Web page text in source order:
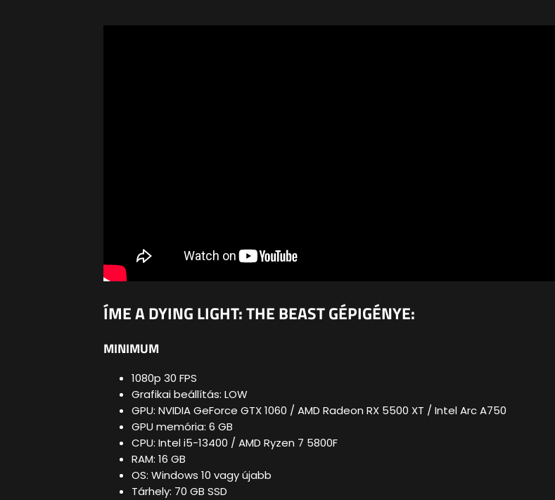
ÍME A DYING LIGHT: THE BEAST GÉPIGÉNYE:
MINIMUM
1080p 30 FPS
Grafikai beállítás: LOW
GPU: NVIDIA GeForce GTX 1060 / AMD Radeon RX 5500 XT / Intel Arc A750
GPU memória: 6 GB
CPU: Intel i5-13400 / AMD Ryzen 7 5800F
RAM: 16 GB
OS: Windows 10 vagy újabb
Tárhely: 70 GB SSD